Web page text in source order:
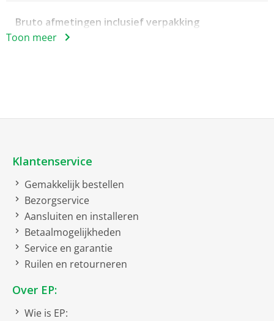
Bruto afmetingen inclusief verpakking
Digitale
Display
Touch-functie
Constructie
Toon meer
Klantenservice
Gemakkelijk bestellen
Bezorgservice
Aansluiten en installeren
Betaalmogelijkheden
Service en garantie
Ruilen en retourneren
Over EP:
Wie is EP: